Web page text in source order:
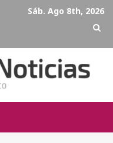
Sáb. Ago 8th, 2026